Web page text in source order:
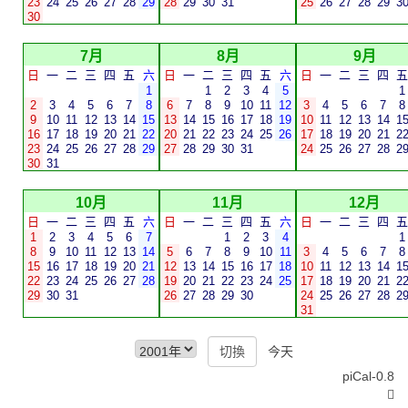
30
7月
日 一 二 三 四 五
六
1
2
3 4 5 6 7
8
9
10 11 12 13 14 15
16 17 18 19 20 21 22
23 24 25 26 27 28 29
30 31
8月
日 一 二 三 四 五
六
1
2 3 4
5
6
7 8 9 10 11 12
13 14 15 16 17 18 19
20 21 22 23 24 25 26
27 28 29 30 31
9月
日 一 二 三 四
五
1
3
4 5 6 7
8
10 11 12 13 14 15
17 18 19 20 21 22
24 25 26 27 28 29
10月
日 一 二 三 四 五
六
1
2 3 4 5 6
7
8
9 10 11 12 13 14
15 16 17 18 19 20 21
22 23 24 25 26 27 28
29 30 31
11月
日 一 二 三 四 五
六
1
2 3
4
5
6 7 8 9 10
11
12 13 14 15 16 17 18
19 20 21 22 23 24 25
26 27 28 29 30
12月
日 一 二 三 四
五
1
3
4 5 6 7
8
10 11 12 13 14 15
17 18 19 20 21 22
24 25 26 27 28 29
31
今天
piCal-0.8